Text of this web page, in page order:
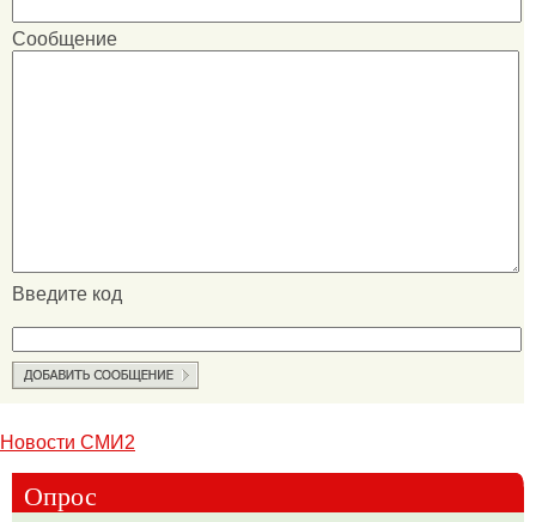
Сообщение
Введите код
Новости СМИ2
Опрос